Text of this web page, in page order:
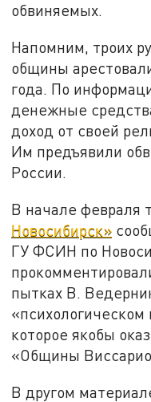
обвиняемых.
Напомним, троих
общины
года. По
денежные
доход от своей
Им предъявили
России.
В начале февраля
Новосибирск»
ГУ ФСИН по
пытках В.
которое якобы
«Общины
В другом